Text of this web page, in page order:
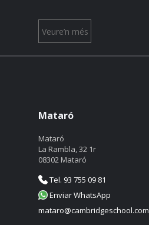
Veure’n més
Mataró
Mataró
La Rambla, 32 1r
08302 Mataró
Tel. 93 755 09 81
Enviar WhatsApp
mataro@cambridgeschool.com